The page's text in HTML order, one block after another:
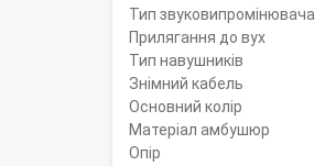
Тип звуковипромінювача
Прилягання до вух
Тип навушників
Знімний кабель
Основний колір
Матеріал амбушюр
Опір